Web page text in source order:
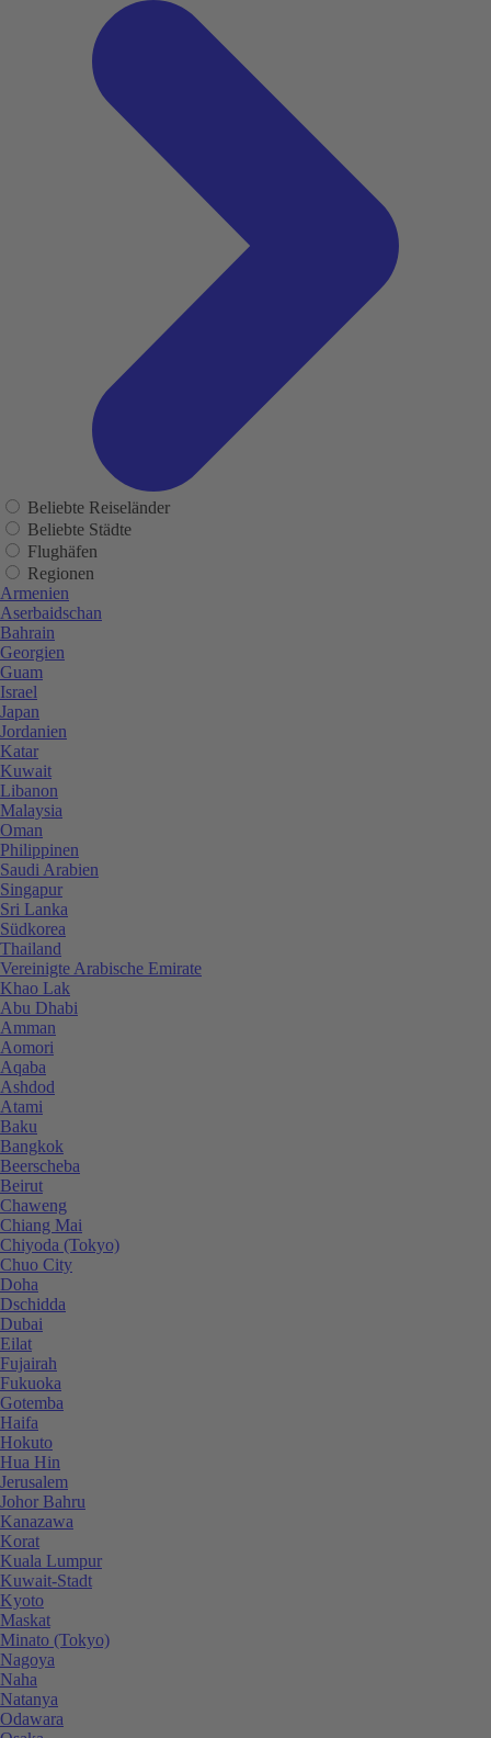
Beliebte Reiseländer
Beliebte Städte
Flughäfen
Regionen
Armenien
Aserbaidschan
Bahrain
Georgien
Guam
Israel
Japan
Jordanien
Katar
Kuwait
Libanon
Malaysia
Oman
Philippinen
Saudi Arabien
Singapur
Sri Lanka
Südkorea
Thailand
Vereinigte Arabische Emirate
Khao Lak
Abu Dhabi
Amman
Aomori
Aqaba
Ashdod
Atami
Baku
Bangkok
Beerscheba
Beirut
Chaweng
Chiang Mai
Chiyoda (Tokyo)
Chuo City
Doha
Dschidda
Dubai
Eilat
Fujairah
Fukuoka
Gotemba
Haifa
Hokuto
Hua Hin
Jerusalem
Johor Bahru
Kanazawa
Korat
Kuala Lumpur
Kuwait-Stadt
Kyoto
Maskat
Minato (Tokyo)
Nagoya
Naha
Natanya
Odawara